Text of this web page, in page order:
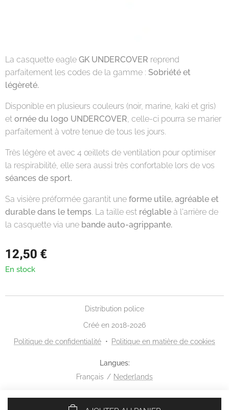
La casquette eagle GK UNDERCOVER reprend
parfaitement les codes de la gamme : Sobriété et
légèreté.
Disponible en plusieurs couleurs (noir, marine, kaki et gris)
et ornée du logo UNDERCOVER, celle-ci pourra se marier
parfaitement à votre tenue de tous les jours.
Très légère et avec 4 œillets de ventilation pour optimiser
la respirabilité, elle sera aussi très confortable lors de vos
séances de sport.
Sa visière préformée garantit une forme utile, agréable et
durable dans le temps. La taille est réglable à l'arrière de
la casquette via une bande auto-agrippante.
12,50 €
En stock
Distribution police
Créé en 2018-2026
Politique de confidentialité
Politique en matière de cookies
Langues
Français
Nederlands